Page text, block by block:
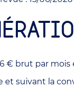
€ brut par
et suivant la